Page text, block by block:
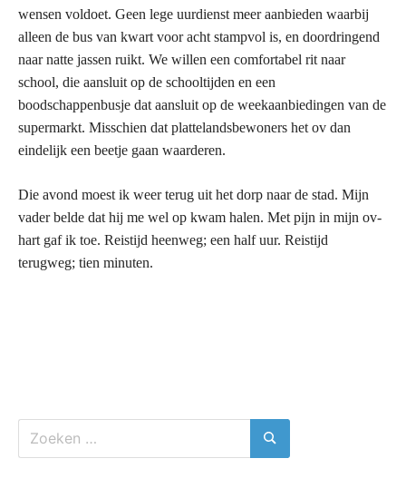
wensen voldoet. Geen lege uurdienst meer aanbieden waarbij
alleen de bus van kwart voor acht stampvol is, en doordringend
naar natte jassen ruikt. We willen een comfortabel rit naar
school, die aansluit op de schooltijden en een
boodschappenbusje dat aansluit op de weekaanbiedingen van de
supermarkt. Misschien dat plattelandsbewoners het ov dan
eindelijk een beetje gaan waarderen.
Die avond moest ik weer terug uit het dorp naar de stad. Mijn
vader belde dat hij me wel op kwam halen. Met pijn in mijn ov-
hart gaf ik toe. Reistijd heenweg; een half uur. Reistijd
terugweg; tien minuten.
Zoeken
Zoeken